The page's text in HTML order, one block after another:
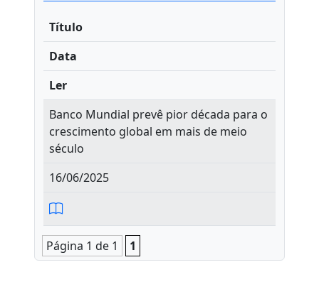
Título
Data
Ler
Banco Mundial prevê pior década para o
crescimento global em mais de meio
século
16/06/2025
Página 1 de 1 1